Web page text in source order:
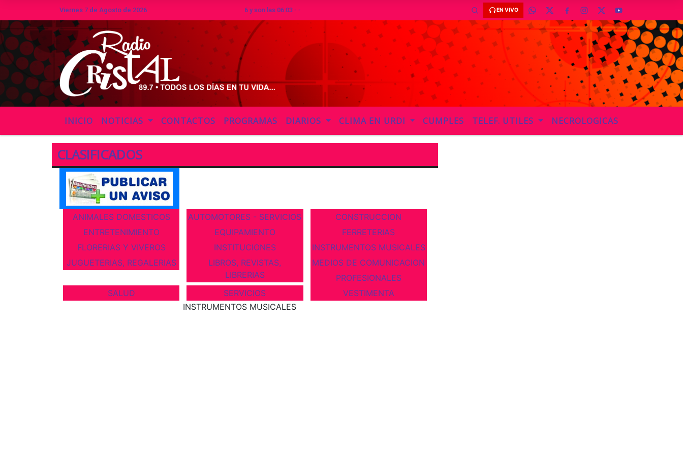
Viernes 7 de Agosto de 2026Hoy es Viernes 7 de Agosto de 2026 y son las 06:03 - - EN VIVO
INICIO NOTICIAS CONTACTOS PROGRAMAS DIARIOS CLIMA EN URDI CUMPLES TELEF. UTILES NECROLOGICAS
CLASIFICADOS
ANIMALES DOMESTICOS AUTOMOTORES - SERVICIOS
CONSTRUCCION
ENTRETENIMIENTO
EQUIPAMIENTO
FERRETERIAS
FLORERIAS Y VIVEROS
INSTITUCIONES
INSTRUMENTOS MUSICALES
JUGUETERIAS, REGALERIAS
LIBROS, REVISTAS,
LIBRERIAS
MEDIOS DE COMUNICACION
PROFESIONALES
SALUD
SERVICIOS
VESTIMENTA
INSTRUMENTOS MUSICALES